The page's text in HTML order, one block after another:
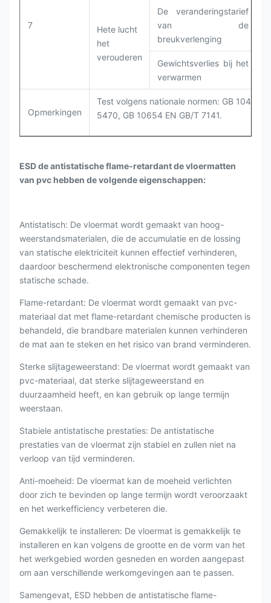
7
Hete lucht
het
verouderen
De veranderingstarief
van de
breukverlenging
Gewichtsverlies bij het
verwarmen
Opmerkingen
Test volgens nationale normen: GB 1040,
5470, GB 10654 EN GB/T 7141.
ESD de antistatische flame-retardant de vloermatten
van pvc hebben de volgende eigenschappen:
Antistatisch: De vloermat wordt gemaakt van hoog-
weerstandsmaterialen, die de accumulatie en de lossing
van statische elektriciteit kunnen effectief verhinderen,
daardoor beschermend elektronische componenten tegen
statische schade.
Flame-retardant: De vloermat wordt gemaakt van pvc-
materiaal dat met flame-retardant chemische producten is
behandeld, die brandbare materialen kunnen verhinderen
de mat aan te steken en het risico van brand verminderen.
Sterke slijtageweerstand: De vloermat wordt gemaakt van
pvc-materiaal, dat sterke slijtageweerstand en
duurzaamheid heeft, en kan gebruik op lange termijn
weerstaan.
Stabiele antistatische prestaties: De antistatische
prestaties van de vloermat zijn stabiel en zullen niet na
verloop van tijd verminderen.
Anti-moeheid: De vloermat kan de moeheid verlichten
door zich te bevinden op lange termijn wordt veroorzaakt
en het werkefficiency verbeteren die.
Gemakkelijk te installeren: De vloermat is gemakkelijk te
installeren en kan volgens de grootte en de vorm van het
het werkgebied worden gesneden en worden aangepast
om aan verschillende werkomgevingen aan te passen.
Samengevat, ESD hebben de antistatische flame-